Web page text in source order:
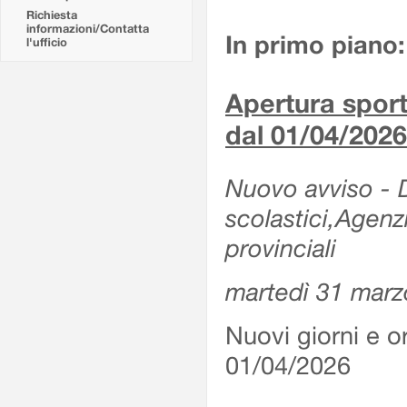
Richiesta
informazioni/Contatta
l'ufficio
In primo piano:
Apertura
dal 01/04/2026
Nuovo avviso -
provinciali
martedì 31
Nuovi giorni e
01/04/2026